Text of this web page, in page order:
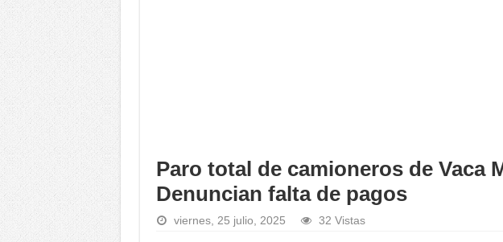
Paro total de camioneros de Vaca
Denuncian falta de pagos
viernes, 25 julio, 2025 32 Vistas